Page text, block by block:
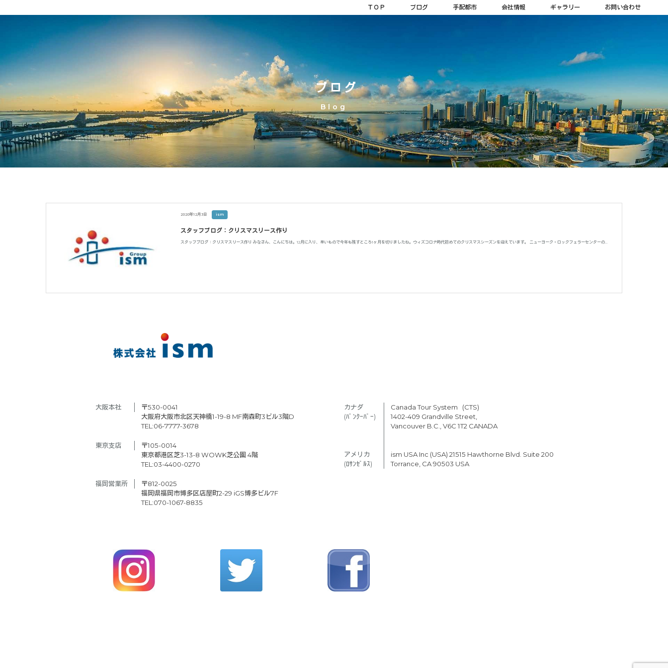
ＴＯＰ ブログ 手配都市 会社情報 ギャラリー お問い合わせ
ブログ
Blog
2020年12月3日 ism
スタッフブログ：クリスマスリース作り
スタッフブログ：クリスマスリース作り みなさん、こんにちは。12月に入り、早いもので今年も残すところ1ヶ月を切りましたね。ウィズコロナ時代初めてのクリスマスシーズンを迎えています。 ニューヨーク・ロックフェラーセンターの…
大阪本社
〒530-0041
大阪府大阪市北区天神橋1-19-8 MF南森町3ビル3階D
TEL:06-7777-3678
東京支店
〒105-0014
東京都港区芝3-13-8 WOWK芝公園 4階
TEL:03-4400-0270
福岡営業所
〒812-0025
福岡県福岡市博多区店屋町2-29 iGS博多ビル7F
TEL:070-1067-8835
カナダ
(ﾊﾞﾝｸｰﾊﾞｰ)
アメリカ
(ﾛｻﾝｾﾞﾙｽ)
Canada Tour System (CTS)
1402-409 Grandville Street,
Vancouver B.C., V6C 1T2 CANADA
ism USA Inc (USA) 21515 Hawthorne Blvd. Suite 200
Torrance, CA 90503 USA